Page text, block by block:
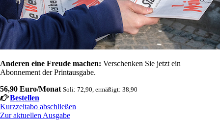
Anderen eine Freude machen: Verschenken Sie jetzt ein
Abonnement der Printausgabe.
56,90 Euro/Monat Soli: 72,90, ermäßigt: 38,90
Bestellen
Kurzzeitabo abschließen
Zur aktuellen Ausgabe